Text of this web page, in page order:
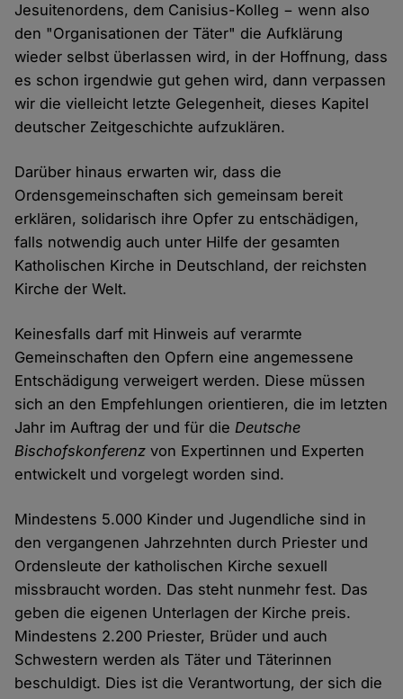
Jesuitenordens, dem Canisius-Kolleg − wenn also
den "Organisationen der Täter" die Aufklärung
wieder selbst überlassen wird, in der Hoffnung, dass
es schon irgendwie gut gehen wird, dann verpassen
wir die vielleicht letzte Gelegenheit, dieses Kapitel
deutscher Zeitgeschichte aufzuklären.
Darüber hinaus erwarten wir, dass die
Ordensgemeinschaften sich gemeinsam bereit
erklären, solidarisch ihre Opfer zu entschädigen,
falls notwendig auch unter Hilfe der gesamten
Katholischen Kirche in Deutschland, der reichsten
Kirche der Welt.
Keinesfalls darf mit Hinweis auf verarmte
Gemeinschaften den Opfern eine angemessene
Entschädigung verweigert werden. Diese müssen
sich an den Empfehlungen orientieren, die im letzten
Jahr im Auftrag der und für dieDeutsche
Bischofskonferenz von Expertinnen und Experten
entwickelt und vorgelegt worden sind.
Mindestens 5.000 Kinder und Jugendliche sind in
den vergangenen Jahrzehnten durch Priester und
Ordensleute der katholischen Kirche sexuell
missbraucht worden. Das steht nunmehr fest. Das
geben die eigenen Unterlagen der Kirche preis.
Mindestens 2.200 Priester, Brüder und auch
Schwestern werden als Täter und Täterinnen
beschuldigt. Dies ist die Verantwortung, der sich die